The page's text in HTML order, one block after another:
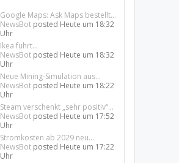
Google Maps: Ask Maps bestellt...
NewsBot posted Heute um 18:32
Uhr
Ikea führt...
NewsBot posted Heute um 18:32
Uhr
Neue Mining-Simulation aus...
NewsBot posted Heute um 18:22
Uhr
Steam verschenkt „sehr positiv“...
NewsBot posted Heute um 17:52
Uhr
Stromkosten ab 2029 neu...
NewsBot posted Heute um 17:22
Uhr